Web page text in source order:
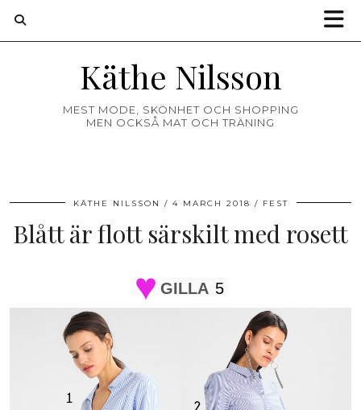
Käthe Nilsson
MEST MODE, SKÖNHET OCH SHOPPING
MEN OCKSÅ MAT OCH TRÄNING
KÄTHE NILSSON 4 MARCH 2018 FEST
Blått är flott särskilt med rosett
GILLA 5